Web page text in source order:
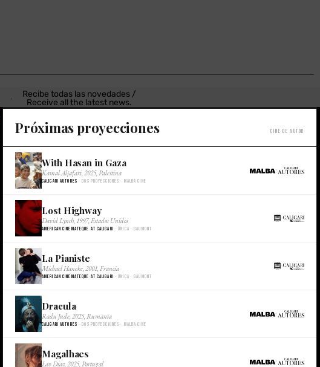
Recibe todas las novedades /
Receive all the latest news.
a nuestro Newsletter /
to our newsletter.
SUSCRIBITE/
Próximas proyecciones Cine de autor
With Hasan in Gaza
Kamal Aljafari, 2025, Palestina
Caligari Autores · Dos proyecciones · Malba Cine
×
Lost Highway
David Lynch, 1997, Estados Unidos
American Cinemateque at Caligari · Única · Gaumont
×
La Pianiste
Michael Haneke, 2001, Francia
American Cinemateque at Caligari · Única · Gaumont
×
Dracula
Radu Jude, 2025, Rumania
Caligari Autores · Dos proyecciones · Malba Cine
×
Magalhaes
Lav Diaz, 2025, Portugal ×